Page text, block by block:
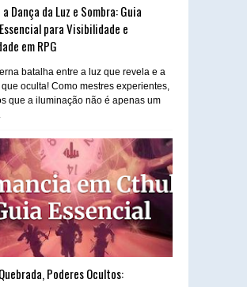
Dança da Luz e Sombra: Guia
para Visibilidade e
em RPG
batalha entre a luz que revela e a
oculta! Como mestres experientes,
que a iluminação não é apenas um
Poderes Ocultos: